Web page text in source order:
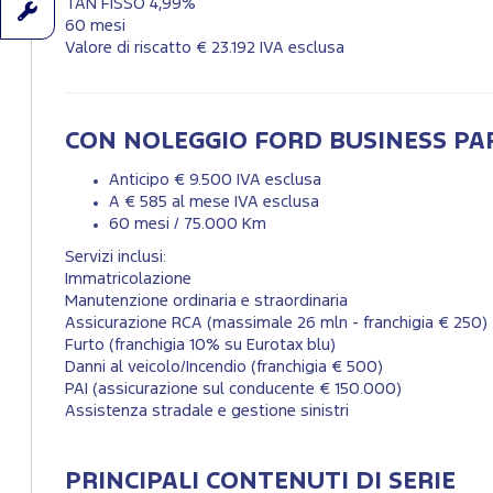
TAN FISSO 4,99%
60 mesi
Valore di riscatto € 23.192 IVA esclusa
CON NOLEGGIO FORD BUSINESS
Anticipo € 9.500 IVA esclusa
A € 585 al mese IVA esclusa
60 mesi / 75.000 Km
Servizi inclusi:
Immatricolazione
Manutenzione ordinaria e straordinaria
Assicurazione RCA (massimale 26 mln - franchigia € 250)
Furto (franchigia 10% su Eurotax blu)
Danni al veicolo/Incendio (franchigia € 500)
PAI (assicurazione sul conducente € 150.000)
Assistenza stradale e gestione sinistri
PRINCIPALI CONTENUTI DI SERIE